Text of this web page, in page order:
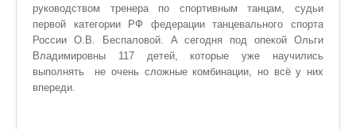
руководством тренера по спортивным танцам, судьи
первой категории РФ федерации танцевального спорта
России О.В. Беспаловой. А сегодня под опекой Ольги
Владимировны 117 детей, которые уже научились
выполнять не очень сложные комбинации, но всё у них
впереди.